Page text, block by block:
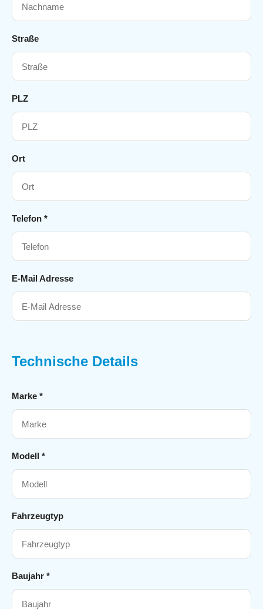
Straße
PLZ
Ort
Telefon *
E-Mail Adresse
Technische Details
Marke *
Modell *
Fahrzeugtyp
Baujahr *